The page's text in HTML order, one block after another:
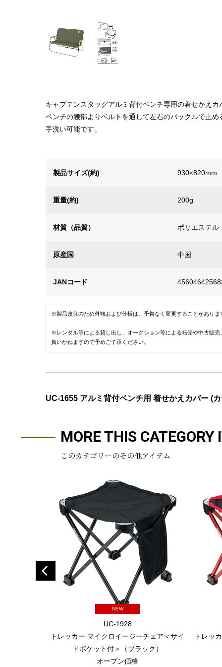
キャプテンスタッグアルミ背付ベンチ専用の着せかえカ
ベンチの腰部よりベルトを通して左右のバックルで止
手洗い可能です。
製品サイズ(約) 930×820mm
重量(約) 200g
材質（品質） ポリエステル
原産国 中国
JANコード
※製品改良のため外観および仕様は、予告なく変更することがありま
※レンタル等による貸し出し、オークション等による転売や中古販
負いかねますので予めご了承ください。
UC-1655 アルミ背付ベンチ用 着せかえカバー (
MORE THIS CATEGORY
このカテゴリーのその他アイテム
NEW
UC-1928
トレッカー マイクロイージーチェア＜サイ
ドポケット付＞（ブラック）
オープン価格
トレッ